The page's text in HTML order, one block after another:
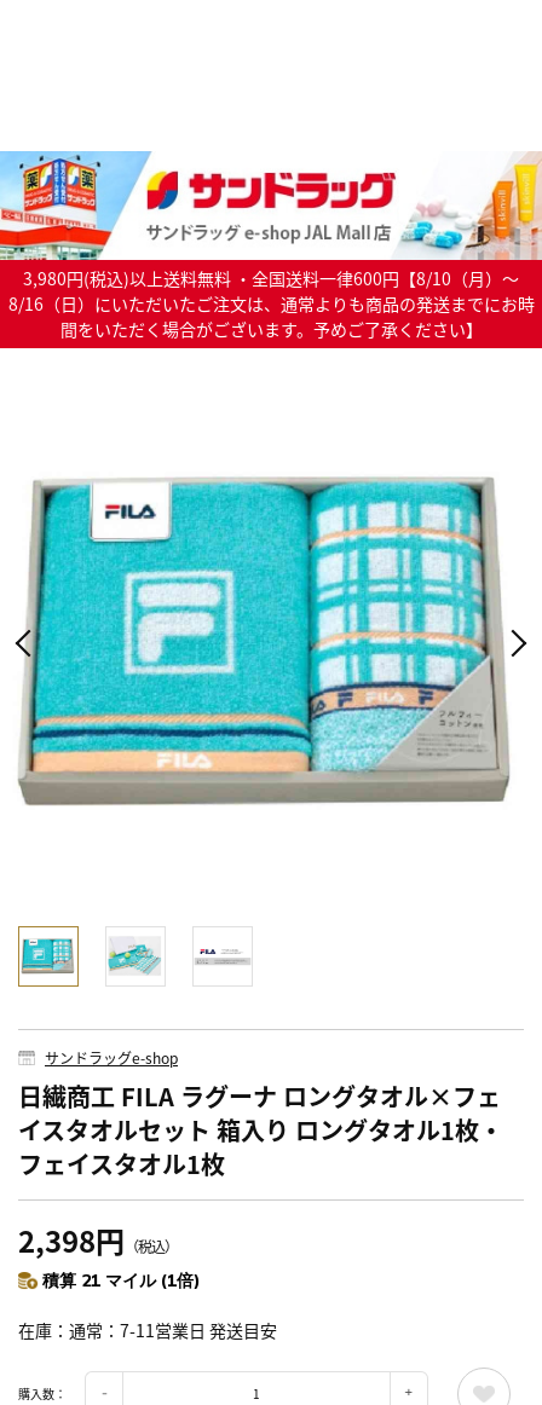
3,980円(税込)以上送料無料 ・全国送料一律600円【8/10（月）～
8/16（日）にいただいたご注文は、通常よりも商品の発送までにお時
間をいただく場合がございます。予めご了承ください】
サンドラッグe-shop
日繊商工 FILA ラグーナ ロングタオル×フェ
イスタオルセット 箱入り ロングタオル1枚・
フェイスタオル1枚
2,398円 （税込）
積算 21 マイル (1倍)
在庫 通常：7-11営業日 発送目安
購入数：